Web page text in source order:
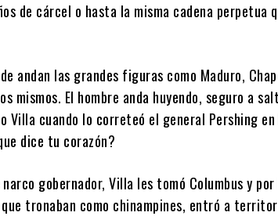
de cárcel o hasta la misma cadena perpetua
andan las grandes figuras como Maduro,
mismos. El hombre anda huyendo, seguro a
Villa cuando lo correteó el general Pershing en
dice tu corazón?
gobernador, Villa les tomó Columbus y
tronaban como chinampines, entró a